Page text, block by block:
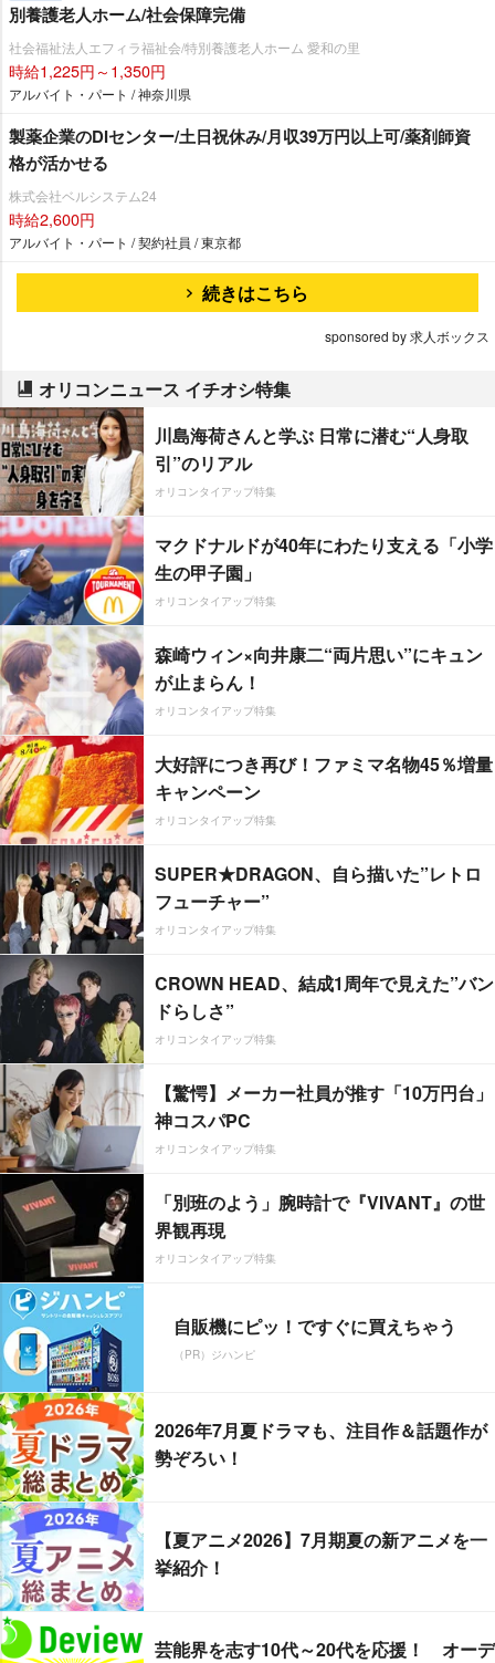
別養護老人ホーム/社会保障完備
社会福祉法人エフィラ福祉会/特別養護老人ホーム 愛和の里
時給1,225円～1,350円
アルバイト・パート / 神奈川県
製薬企業のDIセンター/土日祝休み/月収39万円以上可/薬剤師資
格が活かせる
株式会社ベルシステム24
時給2,600円
アルバイト・パート / 契約社員 / 東京都
続きはこちら
sponsored by 求人ボックス
オリコンニュース イチオシ特集
川島海荷さんと学ぶ 日常に潜む“人身取
引”のリアル
オリコンタイアップ特集
マクドナルドが40年にわたり支える「小学
生の甲子園」
オリコンタイアップ特集
森崎ウィン×向井康二“両片思い”にキュン
が止まらん！
オリコンタイアップ特集
大好評につき再び！ファミマ名物45％増量
キャンペーン
オリコンタイアップ特集
SUPER★DRAGON、自ら描いた”レトロ
フューチャー”
オリコンタイアップ特集
CROWN HEAD、結成1周年で見えた”バン
ドらしさ”
オリコンタイアップ特集
【驚愕】メーカー社員が推す「10万円台」
神コスパPC
オリコンタイアップ特集
「別班のよう」腕時計で『VIVANT』の世
界観再現
オリコンタイアップ特集
自販機にピッ！ですぐに買えちゃう
（PR）ジハンピ
2026年7月夏ドラマも、注目作＆話題作が
勢ぞろい！
【夏アニメ2026】7月期夏の新アニメを一
挙紹介！
芸能界を志す10代～20代を応援！ オーデ